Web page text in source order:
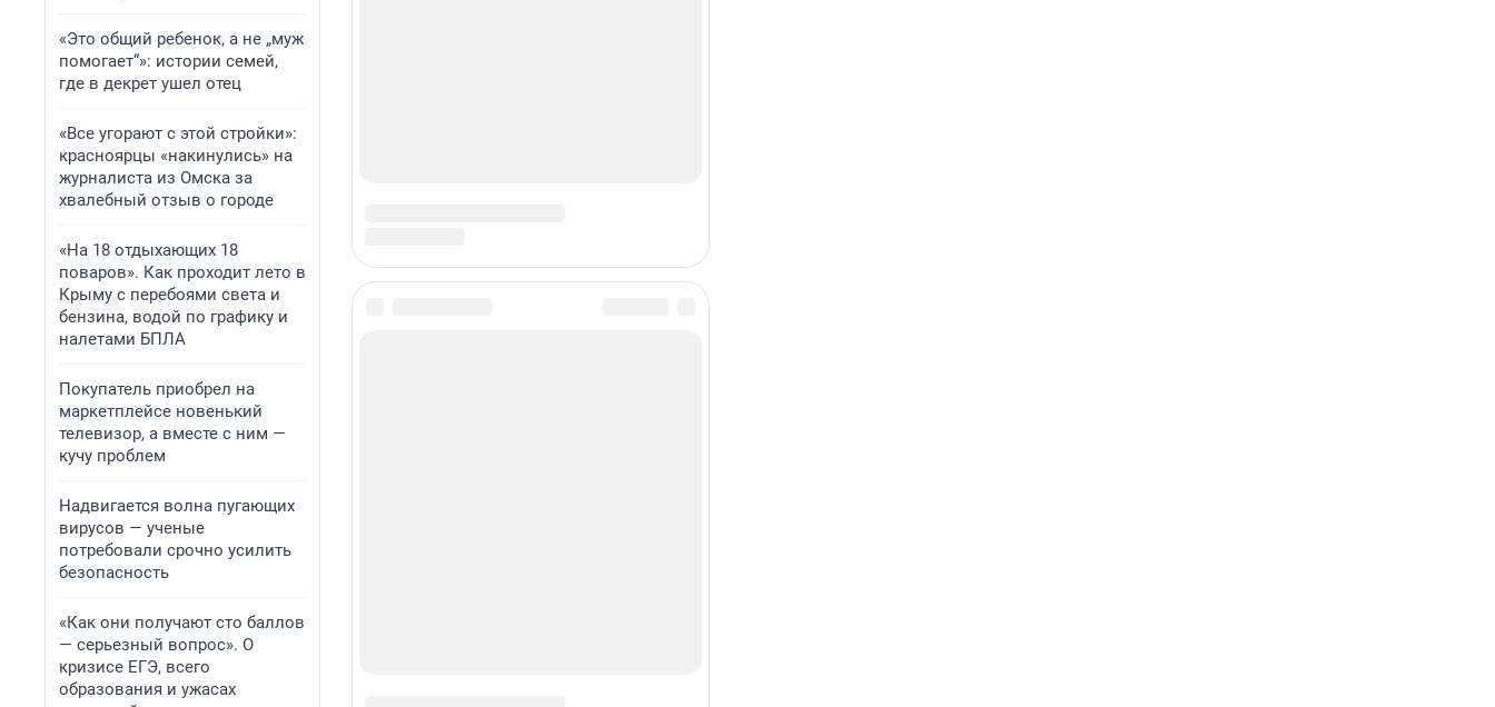
«Это общий ребенок, а не „муж
помогает“»: истории семей,
где в декрет ушел отец
«Все угорают с этой стройки»:
красноярцы «накинулись» на
журналиста из Омска за
хвалебный отзыв о городе
«На 18 отдыхающих 18
поваров». Как проходит лето в
Крыму с перебоями света и
бензина, водой по графику и
налетами БПЛА
Покупатель приобрел на
маркетплейсе новенький
телевизор, а вместе с ним —
кучу проблем
Надвигается волна пугающих
вирусов — ученые
потребовали срочно усилить
безопасность
«Как они получают сто баллов
— серьезный вопрос». О
кризисе ЕГЭ, всего
образования и ужасах